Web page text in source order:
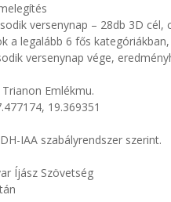
versenynap – 28db 3D cél,
a legalább 6 fős
versenynap vége,
Emlékmu.
19.369351
IAA szabályrendszer szerint.
Íjász Szövetség